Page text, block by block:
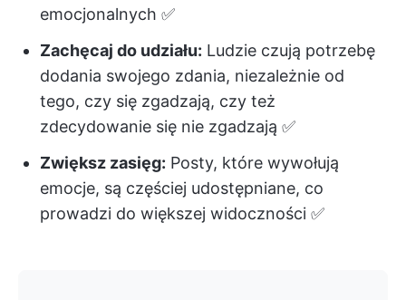
emocjonalnych ✅
Zachęcaj do udziału: Ludzie czują potrzebę
dodania swojego zdania, niezależnie od
tego, czy się zgadzają, czy też
zdecydowanie się nie zgadzają ✅
Zwiększ zasięg: Posty, które wywołują
emocje, są częściej udostępniane, co
prowadzi do większej widoczności ✅